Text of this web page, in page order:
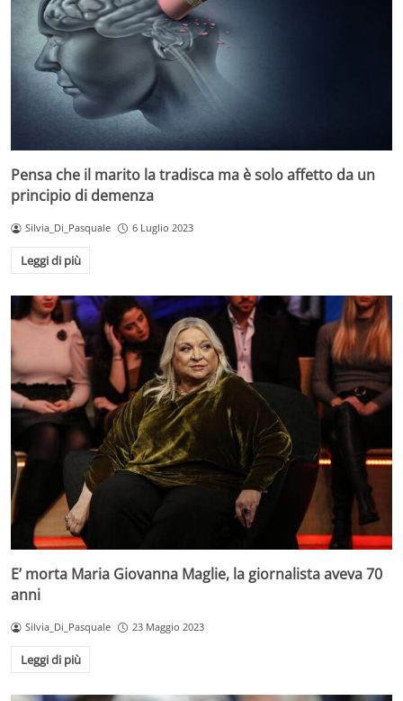
Pensa che il marito la tradisca ma è solo affetto da un
principio di demenza
Silvia_Di_Pasquale 6 Luglio 2023
Leggi di più
E’ morta Maria Giovanna Maglie, la giornalista aveva 70
anni
Silvia_Di_Pasquale 23 Maggio 2023
Leggi di più